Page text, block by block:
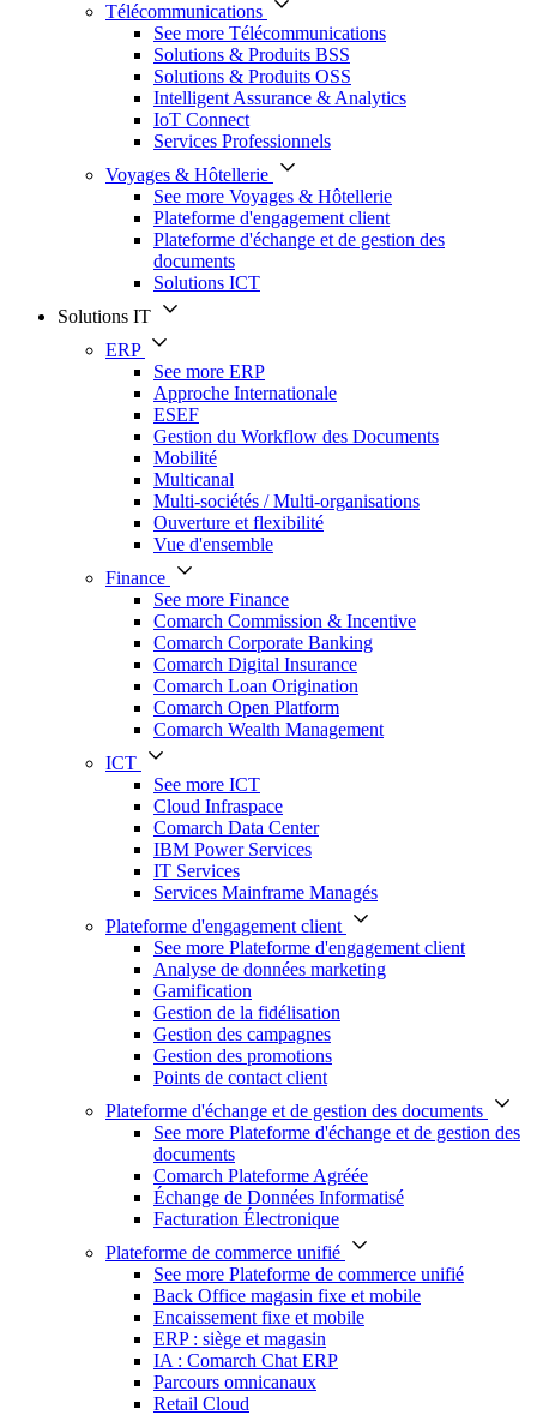
Télécommunications
See more Télécommunications
Solutions & Produits BSS
Solutions & Produits OSS
Intelligent Assurance & Analytics
IoT Connect
Services Professionnels
Voyages & Hôtellerie
See more Voyages & Hôtellerie
Plateforme d'engagement client
Plateforme d'échange et de gestion des
documents
Solutions ICT
Solutions IT
ERP
See more ERP
Approche Internationale
ESEF
Gestion du Workflow des Documents
Mobilité
Multicanal
Multi-sociétés / Multi-organisations
Ouverture et flexibilité
Vue d'ensemble
Finance
See more Finance
Comarch Commission & Incentive
Comarch Corporate Banking
Comarch Digital Insurance
Comarch Loan Origination
Comarch Open Platform
Comarch Wealth Management
ICT
See more ICT
Cloud Infraspace
Comarch Data Center
IBM Power Services
IT Services
Services Mainframe Managés
Plateforme d'engagement client
See more Plateforme d'engagement client
Analyse de données marketing
Gamification
Gestion de la fidélisation
Gestion des campagnes
Gestion des promotions
Points de contact client
Plateforme d'échange et de gestion des documents
See more Plateforme d'échange et de gestion des
documents
Comarch Plateforme Agréée
Échange de Données Informatisé
Facturation Électronique
Plateforme de commerce unifié
See more Plateforme de commerce unifié
Back Office magasin fixe et mobile
Encaissement fixe et mobile
ERP : siège et magasin
IA : Comarch Chat ERP
Parcours omnicanaux
Retail Cloud